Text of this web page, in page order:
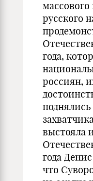
русского
года,
россиян,
поднялись
выстояла
года
что